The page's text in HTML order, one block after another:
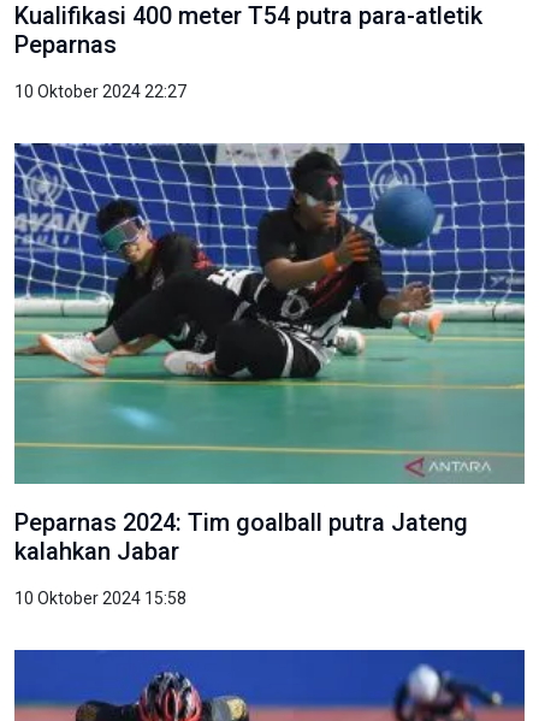
Kualifikasi 400 meter T54 putra para-atletik
Peparnas
10 Oktober 2024 22:27
Peparnas 2024: Tim goalball putra Jateng
kalahkan Jabar
10 Oktober 2024 15:58